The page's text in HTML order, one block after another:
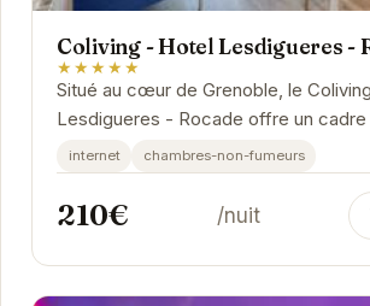
Coliving - Hotel Lesdigueres -
★★★★★
Situé au cœur de Grenoble, le
Lesdigueres - Rocade offre un
confortable pour vos séjours. Avec un
facile...
internet chambres-non-fumeurs
210€ /nuit